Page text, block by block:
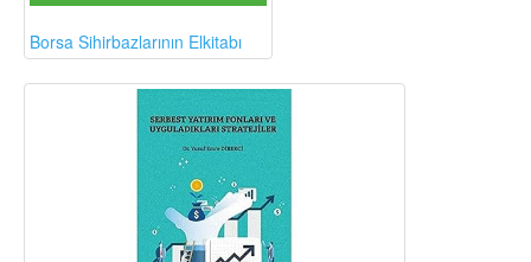
Borsa Sihirbazlarının Elkitabı